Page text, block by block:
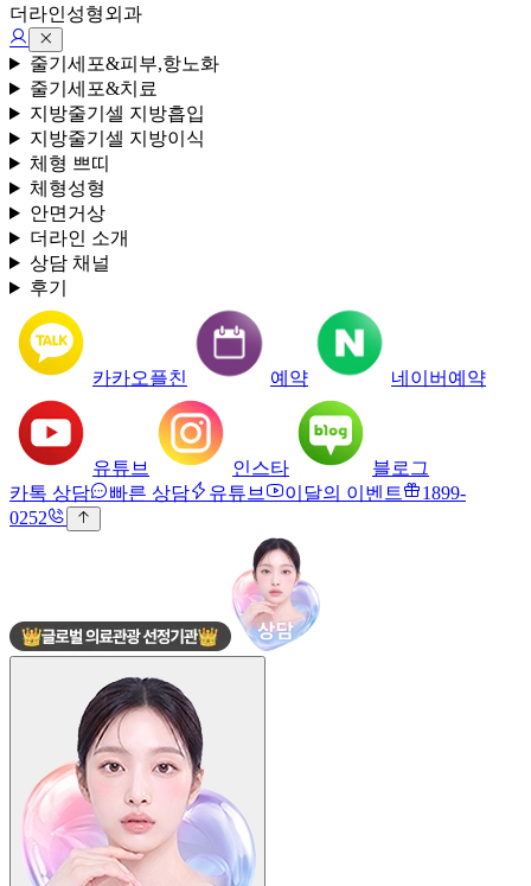
더라인성형외과
로그인
줄기세포&피부,항노화
줄기세포&치료
지방줄기셀 지방흡입
지방줄기셀 지방이식
체형 쁘띠
체형성형
안면거상
더라인 소개
상담 채널
후기
카카오플친 예약 네이버예약
유튜브 인스타
블로그
카톡 상담
빠른 상담 유튜브 이달의 이벤트
1899-
0252